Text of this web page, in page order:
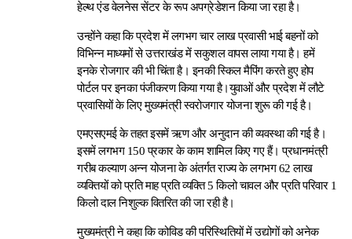
हेल्थ एंड वेलनेस सेंटर के रूप अपग्रेडेशन किया जा रहा है।
उन्होंने कहा कि प्रदेश में लगभग चार लाख प्रवासी भाई बहनों को
विभिन्न माध्यमों से उत्तराखंड में सकुशल वापस लाया गया है। हमें
इनके रोजगार की भी चिंता है। इनकी स्किल मैपिंग करते हुए होप
पोर्टल पर इनका पंजीकरण किया गया है।युवाओं और प्रदेश में लौटे
प्रवासियों के लिए मुख्यमंत्री स्वरोजगार योजना शुरू की गई है।
एमएसएमई के तहत इसमें ऋण और अनुदान की व्यवस्था की गई है।
इसमें लगभग 150 प्रकार के काम शामिल किए गए हैं। प्रधानमंत्री
गरीब कल्याण अन्न योजना के अंतर्गत राज्य के लगभग 62 लाख
व्यक्तियों को प्रति माह प्रति व्यक्ति 5 किलो चावल और प्रति परिवार 1
किलो दाल निशुल्क वितरित की जा रही है।
मुख्यमंत्री ने कहा कि कोविड की परिस्थितियों में उद्योगों को अनेक